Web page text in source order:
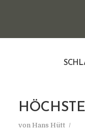
von Hans Hütt